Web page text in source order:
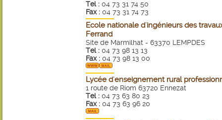
Tel : 04 73 31 74 50
Fax : 04 73 31 74 73
Ecole nationale d'ingénieurs des
Ferrand
Site de Marmilhat - 63370 LEMPDES
Tel : 04 73 98 13 13
Fax : 04 73 98 13 00
Lycée d'enseignement rural
1 route de Riom 63720 Ennezat
Tel : 04 73 63 80 23
Fax : 04 73 63 96 20